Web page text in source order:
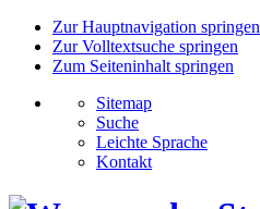
Zur Hauptnavigation springen
Zur Volltextsuche springen
Zum Seiteninhalt springen
Sitemap
Suche
Leichte Sprache
Kontakt